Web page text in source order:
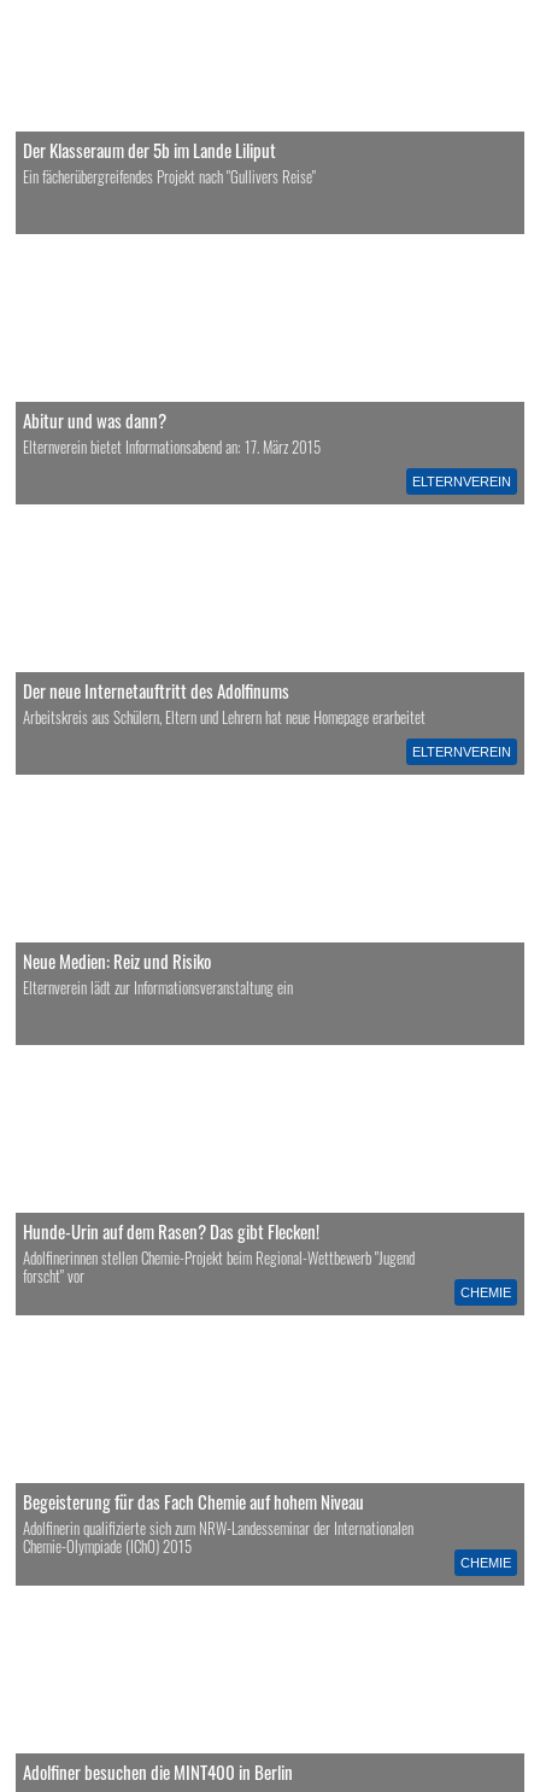
Der Klasseraum der 5b im Lande Liliput
Ein fächerübergreifendes Projekt nach "Gullivers Reise"
ELTERNVEREIN
Abitur und was dann?
Elternverein bietet Informationsabend an: 17. März 2015
ELTERNVEREIN
Der neue Internetauftritt des Adolfinums
Arbeitskreis aus Schülern, Eltern und Lehrern hat neue Homepage erarbeitet
Neue Medien: Reiz und Risiko
Elternverein lädt zur Informationsveranstaltung ein
CHEMIE
Hunde-Urin auf dem Rasen? Das gibt Flecken!
Adolfinerinnen stellen Chemie-Projekt beim Regional-Wettbewerb "Jugend
forscht" vor
CHEMIE
Begeisterung für das Fach Chemie auf hohem Niveau
Adolfinerin qualifizierte sich zum NRW-Landesseminar der Internationalen
Chemie-Olympiade (IChO) 2015
Adolfiner besuchen die MINT400 in Berlin